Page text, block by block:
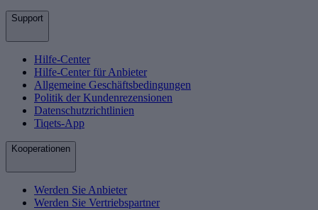
Support
Hilfe-Center
Hilfe-Center für Anbieter
Allgemeine Geschäftsbedingungen
Politik der Kundenrezensionen
Datenschutzrichtlinien
Tiqets-App
Kooperationen
Werden Sie Anbieter
Werden Sie Vertriebspartner